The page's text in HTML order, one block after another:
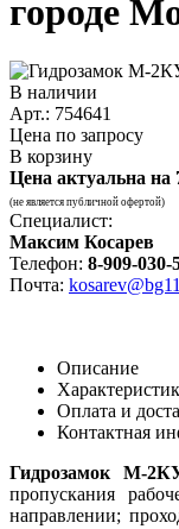
городе
В наличии
Арт.: 754641
Цена по запросу
В корзину
Цена актуальна на
(не является публичной офертой)
Специалист:
Максим Косарев
Телефон: 8-909-030-
Почта:
Описание
Оплата и
Контактная
Гидрозамок М-
пропускания
направлении;